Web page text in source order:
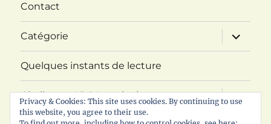
Contact
Catégorie
ouvrir
le
sous-
Quelques instants de lecture
Challenge ABC Imaginaire
ouvrir
le
menu
Privacy & Cookies: This site uses cookies. By continuing to use
this website, you agree to their use.